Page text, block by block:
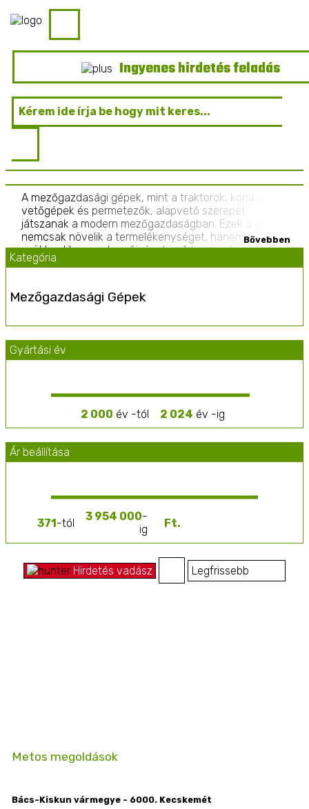
Ingyenes hirdetés feladás
A mezőgazdasági gépek, mint a traktorok, kombájnok,
vetőgépek és permetezők, alapvető szerepet
játszanak a modern mezőgazdaságban. Ezek a gépek
nemcsak növelik a termelékenységet, hanem
csökkentik a munkaerőigényt is. A korszerű
technológia alkalmazása, például a GPS-alapú
terménykezelés optimalizálását, csökkentve ezzel a
költségeket és a környezetre gyakorolt hatást. Az
növelik a mezőgazdasági folyamatok hatékonyságát
és fenntarthatóságát.
Kategória
Mezőgazdasági Gépek
Gyártási év
2 000 év -tól 2 024 év -ig
Ár beállítása
371-tól 3 954 000-
ig
Hirdetés vadász
Metos megoldások
Bács-Kiskun vármegye - 6000. Kecskemét